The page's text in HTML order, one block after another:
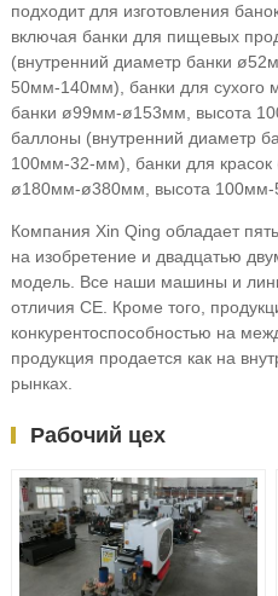
подходит для изготовления
включая банки для пищевых
(внутренний диаметр банки
50мм-140мм), банки для сухого
банки ø99мм-ø153мм, высота
баллоны (внутренний диаметр
100мм-32-мм), банки для красок
ø180мм-ø380мм, высота 100мм-
Компания Xin Qing обладает
на изобретение и двадцатью
модель. Все наши машины и
отличия CE. Кроме того,
конкурентоспособностью на
продукция продается как на
рынках.
Рабочий цех